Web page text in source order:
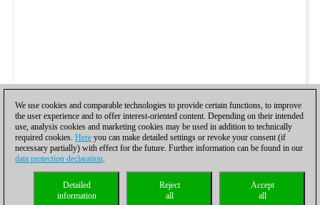
We use cookies and comparable technologies to provide certain functions, to improve
the user experience and to offer interest-oriented content. Depending on their intended
use, analysis cookies and marketing cookies may be used in addition to technically
required cookies. Here you can make detailed settings or revoke your consent (if
necessary partially) with effect for the future. Further information can be found in our
data protection declaration.
Accept
all
Reject
all
Detailed
information